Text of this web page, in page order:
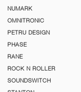
NUMARK
OMNITRONIC
PETRU DESIGN
PHASE
RANE
ROCK N ROLLER
SOUNDSWITCH